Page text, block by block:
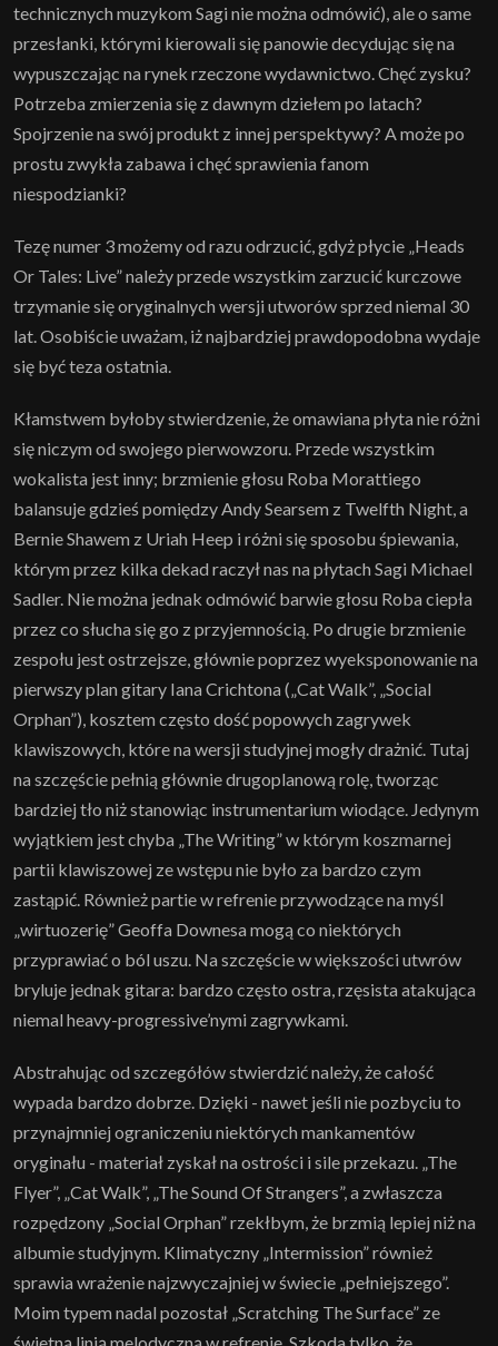
technicznych muzykom Sagi nie można odmówić), ale o same
przesłanki, którymi kierowali się panowie decydując się na
wypuszczając na rynek rzeczone wydawnictwo. Chęć zysku?
Potrzeba zmierzenia się z dawnym dziełem po latach?
Spojrzenie na swój produkt z innej perspektywy? A może po
prostu zwykła zabawa i chęć sprawienia fanom
niespodzianki?
Tezę numer 3 możemy od razu odrzucić, gdyż płycie „Heads
Or Tales: Live” należy przede wszystkim zarzucić kurczowe
trzymanie się oryginalnych wersji utworów sprzed niemal 30
lat. Osobiście uważam, iż najbardziej prawdopodobna wydaje
się być teza ostatnia.
Kłamstwem byłoby stwierdzenie, że omawiana płyta nie różni
się niczym od swojego pierwowzoru. Przede wszystkim
wokalista jest inny; brzmienie głosu Roba Morattiego
balansuje gdzieś pomiędzy Andy Searsem z Twelfth Night, a
Bernie Shawem z Uriah Heep i różni się sposobu śpiewania,
którym przez kilka dekad raczył nas na płytach Sagi Michael
Sadler. Nie można jednak odmówić barwie głosu Roba ciepła
przez co słucha się go z przyjemnością. Po drugie brzmienie
zespołu jest ostrzejsze, głównie poprzez wyeksponowanie na
pierwszy plan gitary Iana Crichtona („Cat Walk”, „Social
Orphan”), kosztem często dość popowych zagrywek
klawiszowych, które na wersji studyjnej mogły drażnić. Tutaj
na szczęście pełnią głównie drugoplanową rolę, tworząc
bardziej tło niż stanowiąc instrumentarium wiodące. Jedynym
wyjątkiem jest chyba „The Writing” w którym koszmarnej
partii klawiszowej ze wstępu nie było za bardzo czym
zastąpić. Również partie w refrenie przywodzące na myśl
„wirtuozerię” Geoffa Downesa mogą co niektórych
przyprawiać o ból uszu. Na szczęście w większości utwrów
bryluje jednak gitara: bardzo często ostra, rzęsista atakująca
niemal heavy-progressive’nymi zagrywkami.
Abstrahując od szczegółów stwierdzić należy, że całość
wypada bardzo dobrze. Dzięki - nawet jeśli nie pozbyciu to
przynajmniej ograniczeniu niektórych mankamentów
oryginału - materiał zyskał na ostrości i sile przekazu. „The
Flyer”, „Cat Walk”, „The Sound Of Strangers”, a zwłaszcza
rozpędzony „Social Orphan” rzekłbym, że brzmią lepiej niż na
albumie studyjnym. Klimatyczny „Intermission” również
sprawia wrażenie najzwyczajniej w świecie „pełniejszego”.
Moim typem nadal pozostał „Scratching The Surface” ze